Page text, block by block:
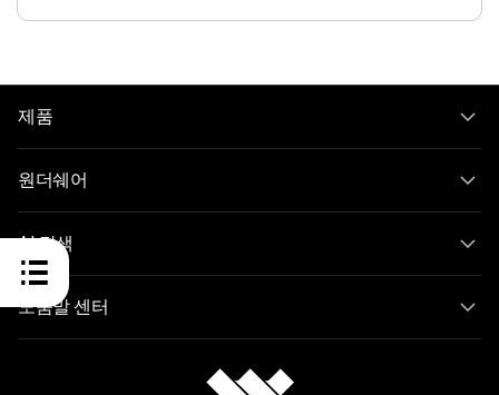
제품
원더쉐어
AI 탐색
도움말 센터